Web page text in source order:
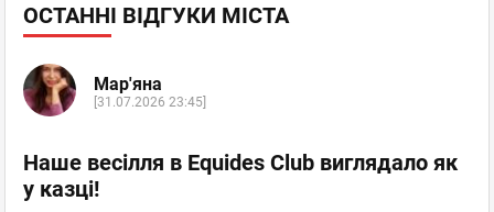
ОСТАННІ ВІДГУКИ МІСТА
Мар'яна
[31.07.2026 23:45]
Наше весілля в Equides Club виглядало як
у казці!